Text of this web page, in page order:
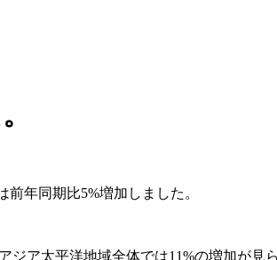
年同期比5%増加しました。
ジア太平洋地域全体では11%の増加が見